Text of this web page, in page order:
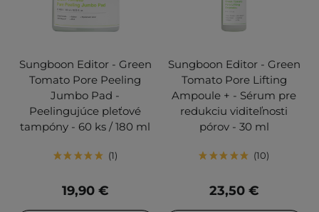
Sungboon Editor - Green
Tomato Pore Peeling
Jumbo Pad -
Peelingujúce pleťové
tampóny - 60 ks / 180 ml
1
19,90 €
Sungboon Editor - Green
Tomato Pore Lifting
Ampoule + - Sérum pre
redukciu viditeľnosti
pórov - 30 ml
10
23,50 €